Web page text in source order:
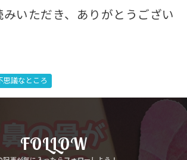
いただき、ありがとうござい
思議なところ
FOLLOW